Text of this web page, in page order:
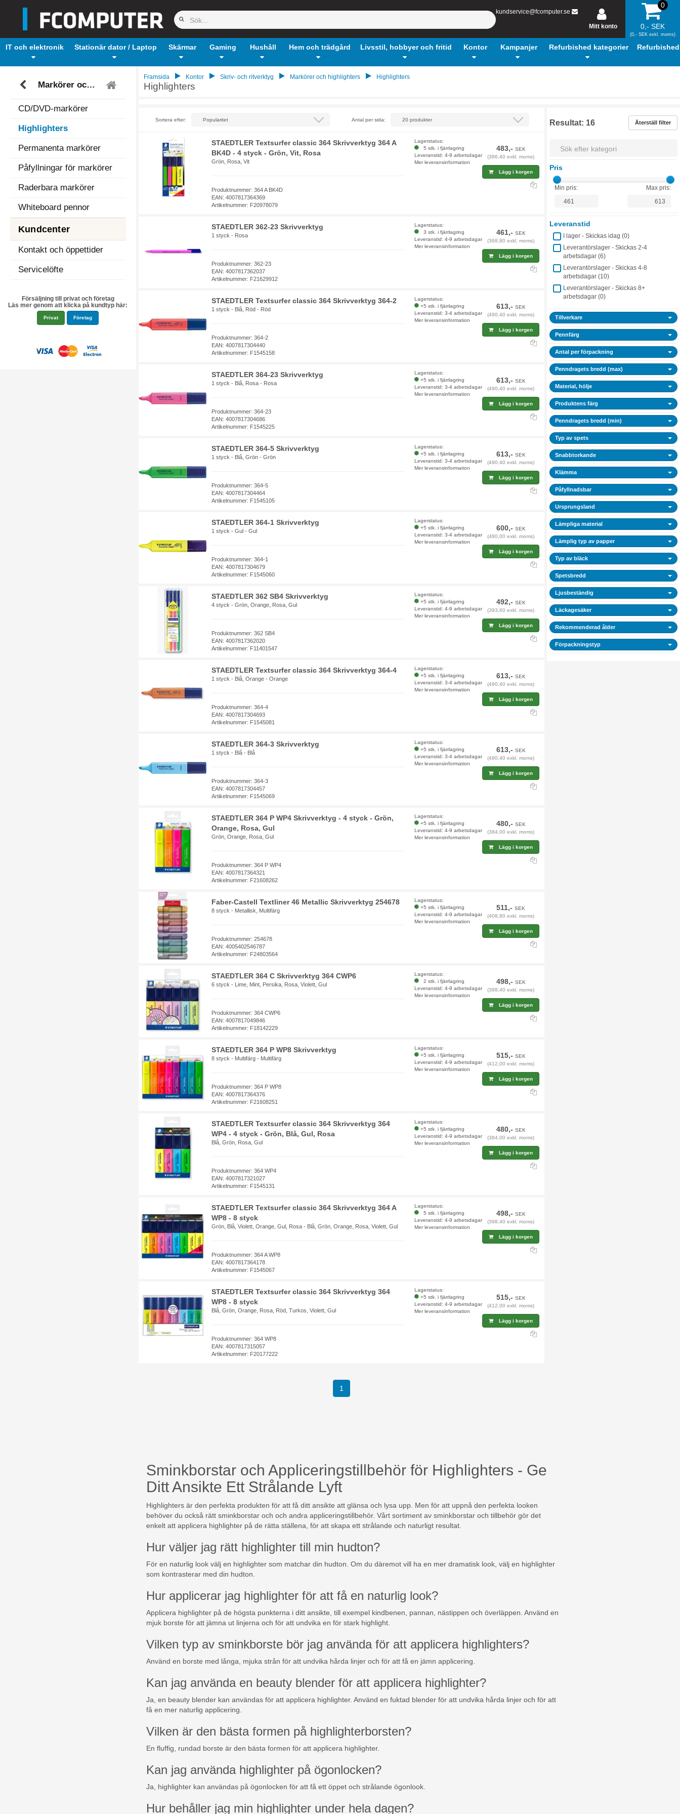
kundservice@fcomputer.se
Mitt konto
0
0,- SEK
(0,- SEK exkl. moms)
IT och elektronik Stationär dator / Laptop Skärmar Gaming Hushåll Hem och trädgård Livsstil, hobbyer och fritid Kontor Kampanjer Refurbished kategorier Refurbished
Markörer och highlighters
CD/DVD-markörer
Highlighters
Permanenta markörer
Påfyllningar för markörer
Raderbara markörer
Whiteboard pennor
Kundcenter
Kontakt och öppettider
Servicelöfte
Försäljning till privat och företag
Läs mer genom att klicka på kundtyp här:
Privat Företag
Framsida Kontor Skriv- och ritverktyg Markörer och highlighters Highlighters
Highlighters
Resultat: 16 Återställ filter
Pris
Min pris: Max pris:
Leveranstid
I lager - Skickas idag (0)
Leverantörslager - Skickas 2-4
arbetsdagar (6)
Leverantörslager - Skickas 4-8
arbetsdagar (10)
Leverantörslager - Skickas 8+
arbetsdagar (0)
Tillverkare
Pennfärg
Antal per förpackning
Penndragets bredd (max)
Material, hölje
Produktens färg
Penndragets bredd (min)
Typ av spets
Snabbtorkande
Klämma
Påfyllnadsbar
Ursprungsland
Lämpliga material
Lämplig typ av papper
Typ av bläck
Spetsbredd
Ljusbeständig
Läckagesäker
Rekommenderad ålder
Förpackningstyp
Sortera efter: Antal per sida:
STAEDTLER Textsurfer classic 364 Skrivverktyg 364 A
BK4D - 4 styck - Grön, Vit, Rosa
Grön, Rosa, Vit
Produktnummer: 364 A BK4D
EAN: 4007817364369
Artikelnummer: F20978079
Lagerstatus:
5 stk. i fjärrlagring
Leveranstid: 4-9 arbetsdagar
Mer leveransinformation
483,- SEK
(386,40 exkl. moms)
Lägg i korgen
STAEDTLER 362-23 Skrivverktyg
1 styck - Rosa
Produktnummer: 362-23
EAN: 4007817362037
Artikelnummer: F21629912
Lagerstatus:
3 stk. i fjärrlagring
Leveranstid: 4-9 arbetsdagar
Mer leveransinformation
461,- SEK
(368,80 exkl. moms)
Lägg i korgen
STAEDTLER Textsurfer classic 364 Skrivverktyg 364-2
1 styck - Blå, Röd - Röd
Produktnummer: 364-2
EAN: 4007817304440
Artikelnummer: F1545158
Lagerstatus:
+5 stk. i fjärrlagring
Leveranstid: 3-4 arbetsdagar
Mer leveransinformation
613,- SEK
(490,40 exkl. moms)
Lägg i korgen
STAEDTLER 364-23 Skrivverktyg
1 styck - Blå, Rosa - Rosa
Produktnummer: 364-23
EAN: 4007817304686
Artikelnummer: F1545225
Lagerstatus:
+5 stk. i fjärrlagring
Leveranstid: 3-4 arbetsdagar
Mer leveransinformation
613,- SEK
(490,40 exkl. moms)
Lägg i korgen
STAEDTLER 364-5 Skrivverktyg
1 styck - Blå, Grön - Grön
Produktnummer: 364-5
EAN: 4007817304464
Artikelnummer: F1545105
Lagerstatus:
+5 stk. i fjärrlagring
Leveranstid: 3-4 arbetsdagar
Mer leveransinformation
613,- SEK
(490,40 exkl. moms)
Lägg i korgen
STAEDTLER 364-1 Skrivverktyg
1 styck - Gul - Gul
Produktnummer: 364-1
EAN: 4007817304679
Artikelnummer: F1545060
Lagerstatus:
+5 stk. i fjärrlagring
Leveranstid: 3-4 arbetsdagar
Mer leveransinformation
600,- SEK
(480,00 exkl. moms)
Lägg i korgen
STAEDTLER 362 SB4 Skrivverktyg
4 styck - Grön, Orange, Rosa, Gul
Produktnummer: 362 SB4
EAN: 4007817362020
Artikelnummer: F11401547
Lagerstatus:
+5 stk. i fjärrlagring
Leveranstid: 4-9 arbetsdagar
Mer leveransinformation
492,- SEK
(393,60 exkl. moms)
Lägg i korgen
STAEDTLER Textsurfer classic 364 Skrivverktyg 364-4
1 styck - Blå, Orange - Orange
Produktnummer: 364-4
EAN: 4007817304693
Artikelnummer: F1545081
Lagerstatus:
+5 stk. i fjärrlagring
Leveranstid: 3-4 arbetsdagar
Mer leveransinformation
613,- SEK
(490,40 exkl. moms)
Lägg i korgen
STAEDTLER 364-3 Skrivverktyg
1 styck - Blå - Blå
Produktnummer: 364-3
EAN: 4007817304457
Artikelnummer: F1545069
Lagerstatus:
+5 stk. i fjärrlagring
Leveranstid: 3-4 arbetsdagar
Mer leveransinformation
613,- SEK
(490,40 exkl. moms)
Lägg i korgen
STAEDTLER 364 P WP4 Skrivverktyg - 4 styck - Grön,
Orange, Rosa, Gul
Grön, Orange, Rosa, Gul
Produktnummer: 364 P WP4
EAN: 4007817364321
Artikelnummer: F21608262
Lagerstatus:
+5 stk. i fjärrlagring
Leveranstid: 4-9 arbetsdagar
Mer leveransinformation
480,- SEK
(384,00 exkl. moms)
Lägg i korgen
Faber-Castell Textliner 46 Metallic Skrivverktyg 254678
8 styck - Metallisk, Multifärg
Produktnummer: 254678
EAN: 4005402546787
Artikelnummer: F24803564
Lagerstatus:
+5 stk. i fjärrlagring
Leveranstid: 4-9 arbetsdagar
Mer leveransinformation
511,-SEK
(408,80 exkl. moms)
Lägg i korgen
STAEDTLER 364 C Skrivverktyg 364 CWP6
6 styck - Lime, Mint, Persika, Rosa, Violett, Gul
Produktnummer: 364 CWP6
EAN: 4007817049846
Artikelnummer: F18142229
Lagerstatus:
2 stk. i fjärrlagring
Leveranstid: 4-9 arbetsdagar
Mer leveransinformation
498,- SEK
(398,40 exkl. moms)
Lägg i korgen
STAEDTLER 364 P WP8 Skrivverktyg
8 styck - Multifärg - Multifärg
Produktnummer: 364 P WP8
EAN: 4007817364376
Artikelnummer: F21608251
Lagerstatus:
+5 stk. i fjärrlagring
Leveranstid: 4-9 arbetsdagar
Mer leveransinformation
515,- SEK
(412,00 exkl. moms)
Lägg i korgen
STAEDTLER Textsurfer classic 364 Skrivverktyg 364
WP4 - 4 styck - Grön, Blå, Gul, Rosa
Blå, Grön, Rosa, Gul
Produktnummer: 364 WP4
EAN: 4007817321027
Artikelnummer: F1545131
Lagerstatus:
+5 stk. i fjärrlagring
Leveranstid: 4-9 arbetsdagar
Mer leveransinformation
480,- SEK
(384,00 exkl. moms)
Lägg i korgen
STAEDTLER Textsurfer classic 364 Skrivverktyg 364 A
WP8 - 8 styck
Grön, Blå, Violett, Orange, Gul, Rosa - Blå, Grön, Orange, Rosa, Violett, Gul
Produktnummer: 364 A WP8
EAN: 4007817364178
Artikelnummer: F1545067
Lagerstatus:
5 stk. i fjärrlagring
Leveranstid: 4-9 arbetsdagar
Mer leveransinformation
498,- SEK
(398,40 exkl. moms)
Lägg i korgen
STAEDTLER Textsurfer classic 364 Skrivverktyg 364
WP8 - 8 styck
Blå, Grön, Orange, Rosa, Röd, Turkos, Violett, Gul
Produktnummer: 364 WP8
EAN: 4007817315057
Artikelnummer: F20177222
Lagerstatus:
+5 stk. i fjärrlagring
Leveranstid: 4-9 arbetsdagar
Mer leveransinformation
515,- SEK
(412,00 exkl. moms)
Lägg i korgen
1
Sminkborstar och Appliceringstillbehör för Highlighters - Ge
Ditt Ansikte Ett Strålande Lyft
Highlighters är den perfekta produkten för att få ditt ansikte att glänsa och lysa upp. Men för att uppnå den perfekta looken
behöver du också rätt sminkborstar och och andra appliceringstillbehör. Vårt sortiment av sminkborstar och tillbehör gör det
enkelt att applicera highlighter på de rätta ställena, för att skapa ett strålande och naturligt resultat.
Hur väljer jag rätt highlighter till min hudton?
För en naturlig look välj en highlighter som matchar din hudton. Om du däremot vill ha en mer dramatisk look, välj en highlighter
som kontrasterar med din hudton.
Hur applicerar jag highlighter för att få en naturlig look?
Applicera highlighter på de högsta punkterna i ditt ansikte, till exempel kindbenen, pannan, nästippen och överläppen. Använd en
mjuk borste för att jämna ut linjerna och för att undvika en för stark highlight.
Vilken typ av sminkborste bör jag använda för att applicera highlighters?
Använd en borste med långa, mjuka strån för att undvika hårda linjer och för att få en jämn applicering.
Kan jag använda en beauty blender för att applicera highlighter?
Ja, en beauty blender kan användas för att applicera highlighter. Använd en fuktad blender för att undvika hårda linjer och för att
få en mer naturlig applicering.
Vilken är den bästa formen på highlighterborsten?
En fluffig, rundad borste är den bästa formen för att applicera highlighter.
Kan jag använda highlighter på ögonlocken?
Ja, highlighter kan användas på ögonlocken för att få ett öppet och strålande ögonlook.
Hur behåller jag min highlighter under hela dagen?